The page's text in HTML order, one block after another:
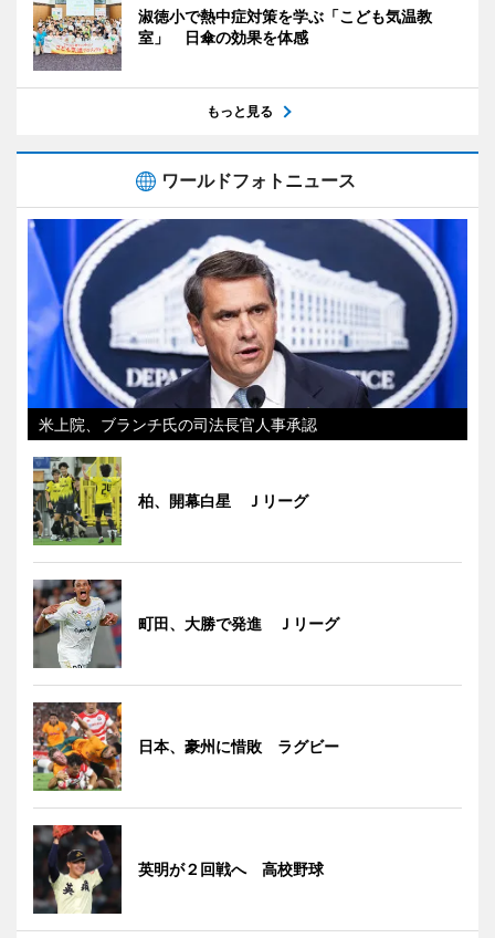
淑徳小で熱中症対策を学ぶ「こども気温教
室」 日傘の効果を体感
もっと見る
ワールドフォトニュース
米上院、ブランチ氏の司法長官人事承認
柏、開幕白星 Ｊリーグ
町田、大勝で発進 Ｊリーグ
日本、豪州に惜敗 ラグビー
英明が２回戦へ 高校野球